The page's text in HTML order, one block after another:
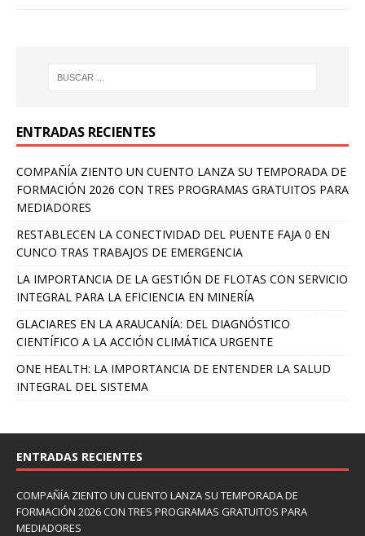
ENTRADAS RECIENTES
COMPAÑÍA ZIENTO UN CUENTO LANZA SU TEMPORADA DE
FORMACIÓN 2026 CON TRES PROGRAMAS GRATUITOS PARA
MEDIADORES
RESTABLECEN LA CONECTIVIDAD DEL PUENTE FAJA 0 EN
CUNCO TRAS TRABAJOS DE EMERGENCIA
LA IMPORTANCIA DE LA GESTIÓN DE FLOTAS CON SERVICIO
INTEGRAL PARA LA EFICIENCIA EN MINERÍA
GLACIARES EN LA ARAUCANÍA: DEL DIAGNÓSTICO
CIENTÍFICO A LA ACCIÓN CLIMÁTICA URGENTE
ONE HEALTH: LA IMPORTANCIA DE ENTENDER LA SALUD
INTEGRAL DEL SISTEMA
ENTRADAS RECIENTES
COMPAÑÍA ZIENTO UN CUENTO LANZA SU TEMPORADA DE
FORMACIÓN 2026 CON TRES PROGRAMAS GRATUITOS PARA
MEDIADORES